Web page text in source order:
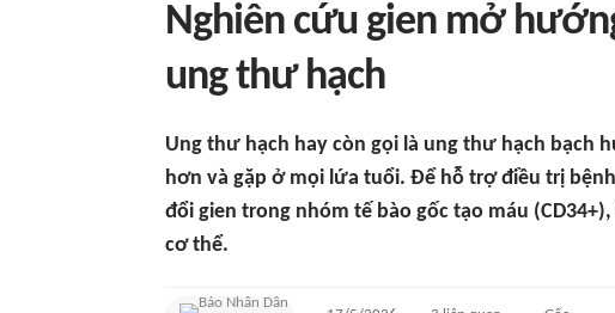
Nghiên cứu gien mở
ung thư hạch
Ung thư hạch hay còn gọi là ung thư hạch bạch
hơn và gặp ở mọi lứa tuổi. Để hỗ trợ điều trị
đổi gien trong nhóm tế bào gốc tạo máu
cơ thể.